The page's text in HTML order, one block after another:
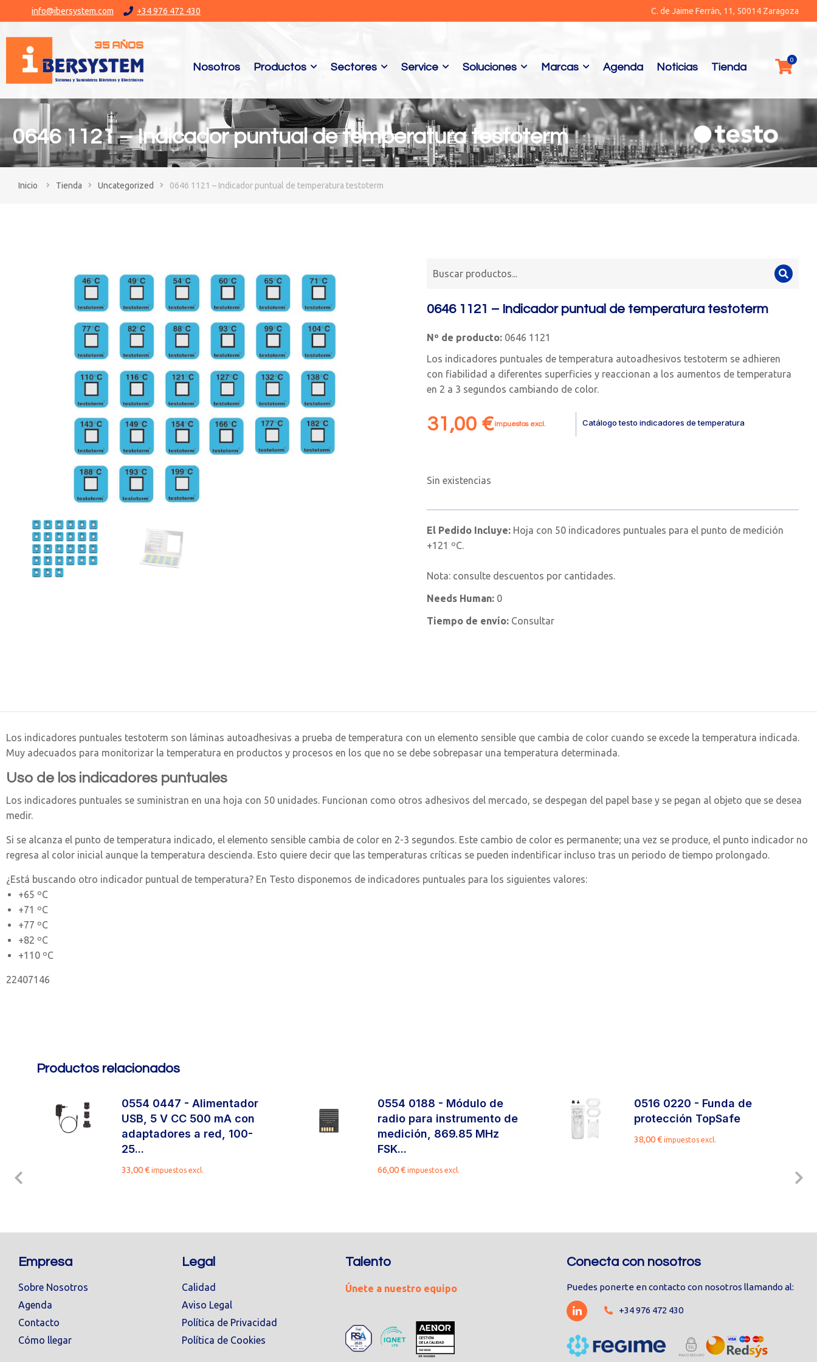
info@ibersystem.com +34 976 472 430 C. de Jaime Ferrán, 11, 50014 Zaragoza
Nosotros Productos Sectores Service Soluciones Marcas Agenda Noticias Tienda
0646 1121 – Indicador puntual de temperatura testoterm
You are here:
Tienda Uncategorized 0646 1121 – Indicador puntual de temperatura testoterm
0646 1121 – Indicador puntual de temperatura testoterm
Nº de producto: 0646 1121
Los indicadores puntuales de temperatura autoadhesivos testoterm se adhieren
con fiabilidad a diferentes superficies y reaccionan a los aumentos de temperatura
en 2 a 3 segundos cambiando de color.
31,00 €impuestos excl. Catálogo testo indicadores de temperatura
Sin existencias
El Pedido Incluye: Hoja con 50 indicadores puntuales para el punto de medición
+121 ºC.
Nota: consulte descuentos por cantidades.
Needs Human: 0
Tiempo de envío: Consultar
Los indicadores puntuales testoterm son láminas autoadhesivas a prueba de temperatura con un elemento sensible que cambia de color cuando se excede la temperatura indicada.
Muy adecuados para monitorizar la temperatura en productos y procesos en los que no se debe sobrepasar una temperatura determinada.
Uso de los indicadores puntuales
Los indicadores puntuales se suministran en una hoja con 50 unidades. Funcionan como otros adhesivos del mercado, se despegan del papel base y se pegan al objeto que se desea
medir.
Si se alcanza el punto de temperatura indicado, el elemento sensible cambia de color en 2-3 segundos. Este cambio de color es permanente; una vez se produce, el punto indicador no
regresa al color inicial aunque la temperatura descienda. Esto quiere decir que las temperaturas críticas se pueden indentificar incluso tras un periodo de tiempo prolongado.
¿Está buscando otro indicador puntual de temperatura? En Testo disponemos de indicadores puntuales para los siguientes valores:
+65 ºC
+71 ºC
+77 ºC
+82 ºC
+110 ºC
22407146
Productos relacionados
0554 0447 - Alimentador
USB, 5 V CC 500 mA con
adaptadores a red, 100-
25...
33,00€ impuestos excl.
0554 0188 - Módulo de
radio para instrumento de
medición, 869.85 MHz
FSK...
66,00€ impuestos excl.
0516 0220 - Funda de
protección TopSafe
38,00€ impuestos excl.
Empresa
Sobre Nosotros
Agenda
Contacto
Cómo llegar
Legal
Calidad
Aviso Legal
Política de Privacidad
Política de Cookies
Talento
Únete a nuestro equipo
Conecta con nosotros
Puedes ponerte en contacto con nosotros llamando al:
+34 976 472 430